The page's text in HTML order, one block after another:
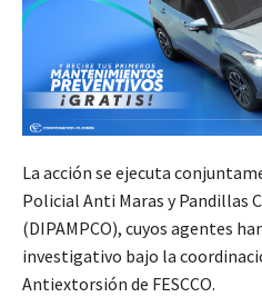
La acción se ejecuta
Policial Anti Maras y Pandillas
(DIPAMPCO), cuyos agentes
investigativo bajo la
Antiextorsión de FESCCO.